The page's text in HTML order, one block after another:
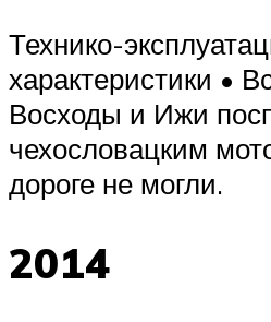
Технико-
характеристики •
Восходы и Ижи
чехословацким
дороге не могли.
2014